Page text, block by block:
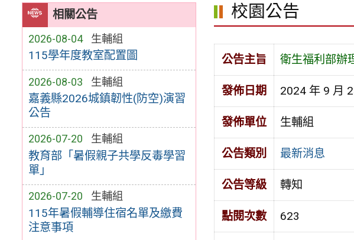
相關公告
2026-08-04 生輔組
115學年度教室配置圖
2026-08-03 生輔組
嘉義縣2026城鎮韌性(防空)演習
公告
2026-07-20 生輔組
教育部「暑假親子共學反毒學習
單」
2026-07-20 生輔組
115年暑假輔導住宿名單及繳費
注意事項
校園公告
公告主旨 衛生福利部辦
發佈日期 2024 年 9 月
發佈單位 生輔組
公告類別 最新消息
公告等級 轉知
點閱次數 623